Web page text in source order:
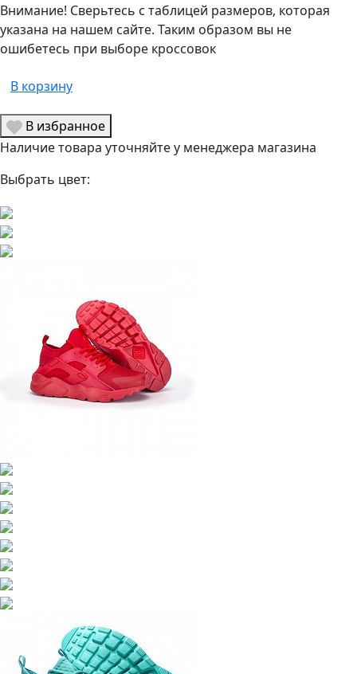
Внимание! Сверьтесь с таблицей размеров, которая
указана на нашем сайте. Таким образом вы не
ошибетесь при выборе кроссовок
В корзину
В избранное
Наличие товара уточняйте у менеджера магазина
Выбрать цвет: